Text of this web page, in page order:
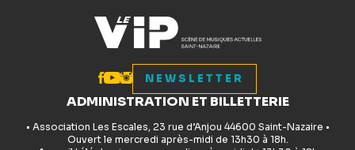
NEWSLETTER
ADMINISTRATION ET BILLETTERIE
• Association Les Escales, 23 rue d’Anjou 44600 Saint-Nazaire •
Ouvert le mercredi après-midi de 13h30 à 18h.